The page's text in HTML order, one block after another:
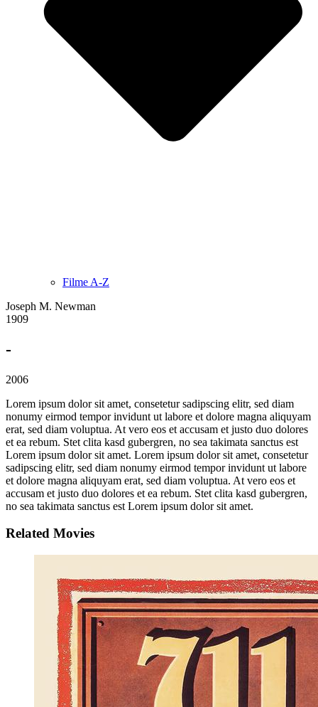
Filme A-Z
Joseph M. Newman
1909
-
2006
Lorem ipsum dolor sit amet, consetetur sadipscing elitr, sed diam
nonumy eirmod tempor invidunt ut labore et dolore magna aliquyam
erat, sed diam voluptua. At vero eos et accusam et justo duo dolores
et ea rebum. Stet clita kasd gubergren, no sea takimata sanctus est
Lorem ipsum dolor sit amet. Lorem ipsum dolor sit amet, consetetur
sadipscing elitr, sed diam nonumy eirmod tempor invidunt ut labore
et dolore magna aliquyam erat, sed diam voluptua. At vero eos et
accusam et justo duo dolores et ea rebum. Stet clita kasd gubergren,
no sea takimata sanctus est Lorem ipsum dolor sit amet.
Related Movies